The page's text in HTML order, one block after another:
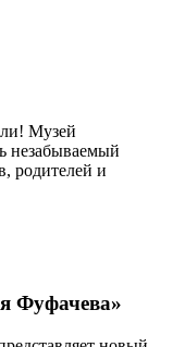
Музей
незабываемый
родителей и
Фуфачева»